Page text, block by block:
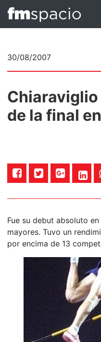
30/08/2007
de la final
Fue su debut absoluto
mayores. Tuvo un
por encima de 13